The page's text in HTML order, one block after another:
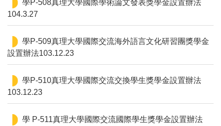
學P-508真理大學國際學術論文發表獎學金設置辦法
104.3.27
學P-509真理大學國際交流海外語言文化研習團獎學金
設置辦法103.12.23
學P-510真理大學國際交流交換學生獎學金設置辦法
103.12.23
學 P-511真理大學國際交流國際學生獎學金設置辦法